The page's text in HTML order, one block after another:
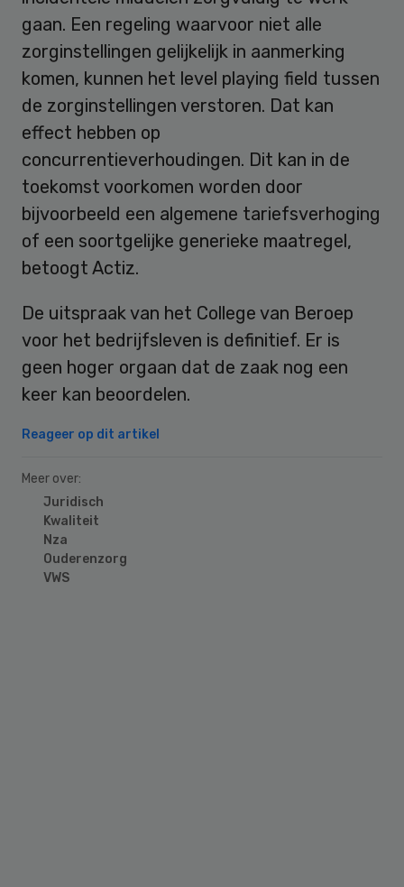
gaan. Een regeling waarvoor niet alle
zorginstellingen gelijkelijk in aanmerking
komen, kunnen het level playing field tussen
de zorginstellingen verstoren. Dat kan
effect hebben op
concurrentieverhoudingen. Dit kan in de
toekomst voorkomen worden door
bijvoorbeeld een algemene tariefsverhoging
of een soortgelijke generieke maatregel,
betoogt Actiz.
De uitspraak van het College van Beroep
voor het bedrijfsleven is definitief. Er is
geen hoger orgaan dat de zaak nog een
keer kan beoordelen.
Reageer op dit artikel
Meer over:
Juridisch
Kwaliteit
Nza
Ouderenzorg
VWS